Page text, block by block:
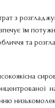
з
їм
та